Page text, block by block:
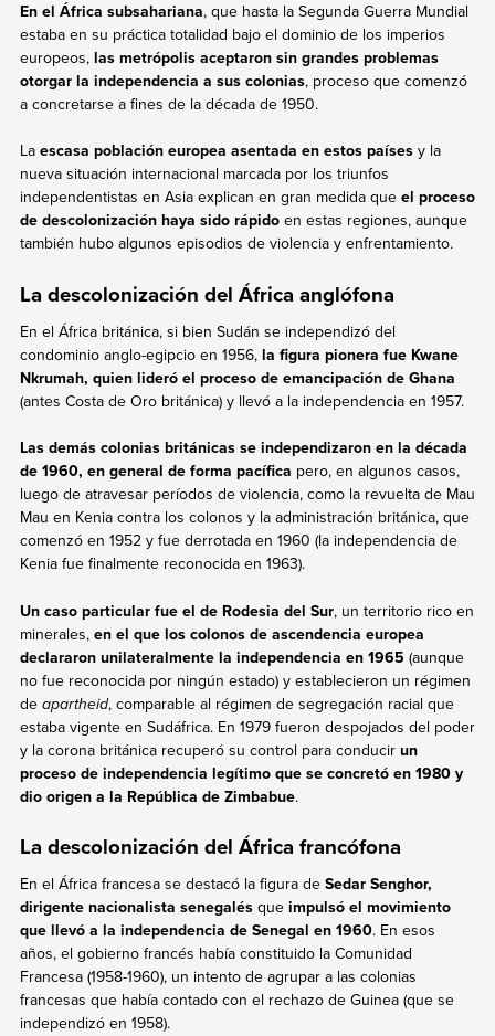
En el África subsahariana, que hasta la Segunda Guerra Mundial
estaba en su práctica totalidad bajo el dominio de los imperios
europeos,las metrópolis aceptaron sin grandes problemas
otorgar la independencia a sus colonias, proceso que comenzó
a concretarse a fines de la década de 1950.
La escasa población europea asentada en estos paísesy la
nueva situación internacional marcada por los triunfos
independentistas en Asia explican en gran medida que el proceso
de descolonización haya sido rápidoen estas regiones, aunque
también hubo algunos episodios de violencia y enfrentamiento.
La descolonización del África anglófona
En el África británica, si bien Sudán se independizó del
condominio anglo-egipcio en 1956, la figura pionera fue Kwane
Nkrumah, quien lideró el proceso de emancipación de Ghana
(antes Costa de Oro británica) y llevó a la independencia en 1957.
Las demás colonias británicas se independizaron en la década
de 1960, en general de forma pacífica pero, en algunos casos,
luego de atravesar períodos de violencia, como la revuelta de Mau
Mau en Kenia contra los colonos y la administración británica, que
comenzó en 1952 y fue derrotada en 1960 (la independencia de
Kenia fue finalmente reconocida en 1963).
Un caso particular fue el de Rodesia del Sur, un territorio rico en
minerales,en el que los colonos de ascendencia europea
declararon unilateralmente la independencia en 1965 (aunque
no fue reconocida por ningún estado) y establecieron un régimen
de apartheid, comparable al régimen de segregación racial que
estaba vigente en Sudáfrica. En 1979 fueron despojados del poder
y la corona británica recuperó su control para conducirun
proceso de independencia legítimo que se concretó en 1980 y
dio origen a la República de Zimbabue.
La descolonización del África francófona
En el África francesa se destacó la figura de Sedar Senghor,
dirigente nacionalista senegalés que impulsó el movimiento
que llevó a la independencia de Senegal en 1960. En esos
años, el gobierno francés había constituido la Comunidad
Francesa (1958-1960), un intento de agrupar a las colonias
francesas que había contado con el rechazo de Guinea (que se
independizó en 1958).